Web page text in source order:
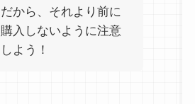
だから、それより前に
購入しないように注意
しよう！